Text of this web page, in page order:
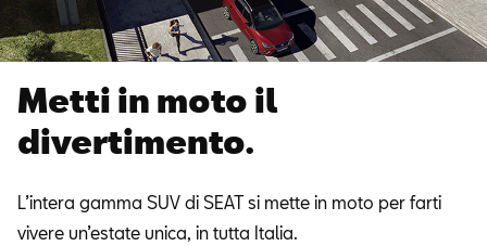
Metti in moto il
divertimento.
L’intera gamma SUV di SEAT si mette in moto per farti
vivere un’estate unica, in tutta Italia.